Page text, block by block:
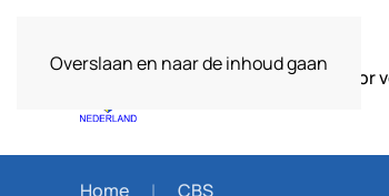
Overslaan en naar de inhoud gaan
Over ons
Home CBS